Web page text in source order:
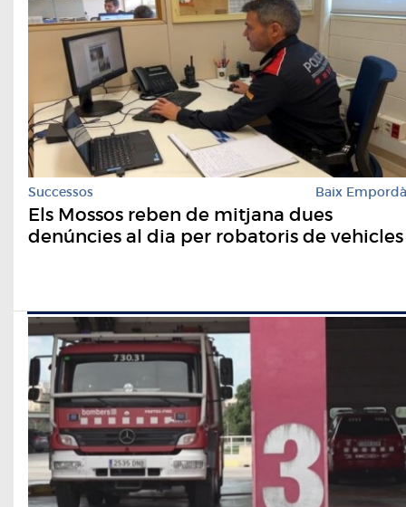
Successos Baix Empordà
Els Mossos reben de mitjana dues
denúncies al dia per robatoris de vehicles